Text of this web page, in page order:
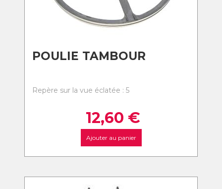
POULIE TAMBOUR
Repère sur la vue éclatée : 5
12,60 €
Ajouter au panier